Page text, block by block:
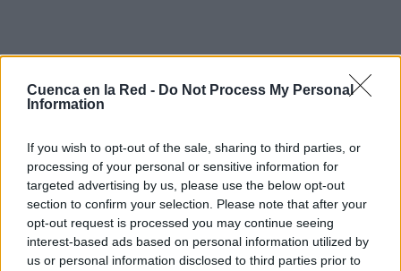
Cuenca en la Red - Do Not Process My Personal
Information
If you wish to opt-out of the sale, sharing to third parties, or
processing of your personal or sensitive information for
targeted advertising by us, please use the below opt-out
section to confirm your selection. Please note that after your
opt-out request is processed you may continue seeing
interest-based ads based on personal information utilized by
us or personal information disclosed to third parties prior to